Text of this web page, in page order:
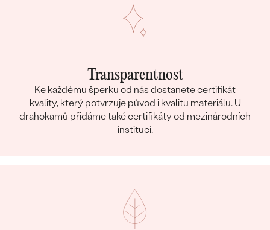
Transparentnost
Ke každému šperku od nás dostanete certifikát
kvality, který potvrzuje původ i kvalitu materiálu. U
drahokamů přidáme také certifikáty od mezinárodních
institucí.